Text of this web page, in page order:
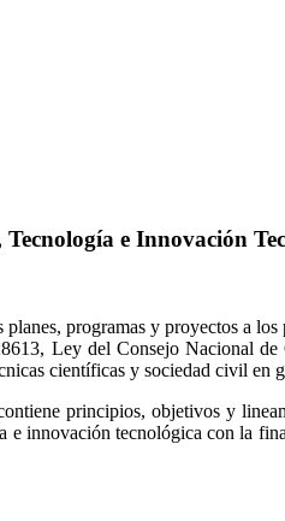
e Innovación
programas y proyectos a
Ley del Consejo Nacional
científicas y sociedad civil en
principios, objetivos y
innovación tecnológica con la